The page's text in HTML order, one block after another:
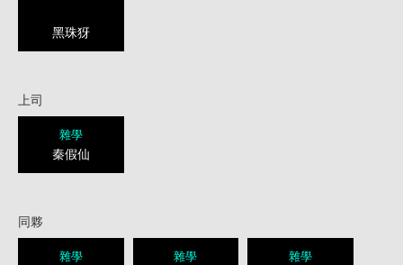
黑珠犽
上司
雜學
秦假仙
同夥
雜學 雜學 雜學